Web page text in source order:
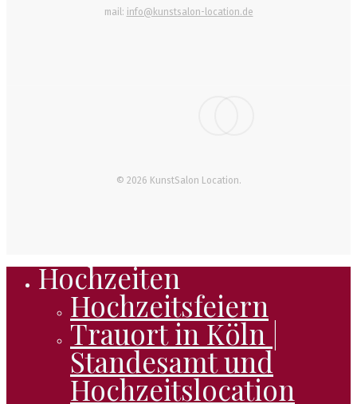
mail: info@kunstsalon-location.de
© 2026 KunstSalon Location.
Hochzeiten
Hochzeitsfeiern
Trauort in Köln |
Standesamt und
Hochzeitslocation